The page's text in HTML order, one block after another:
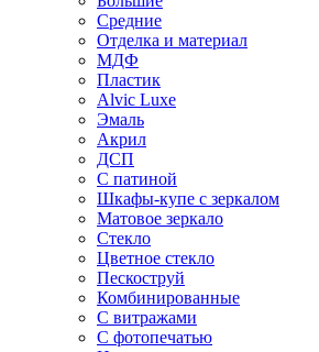
Средние
Отделка и материал
МДФ
Пластик
Alvic Luxe
Эмаль
Акрил
ДСП
С патиной
Шкафы-купе с зеркалом
Матовое зеркало
Стекло
Цветное стекло
Пескоструй
Комбинированные
С витражами
С фотопечатью